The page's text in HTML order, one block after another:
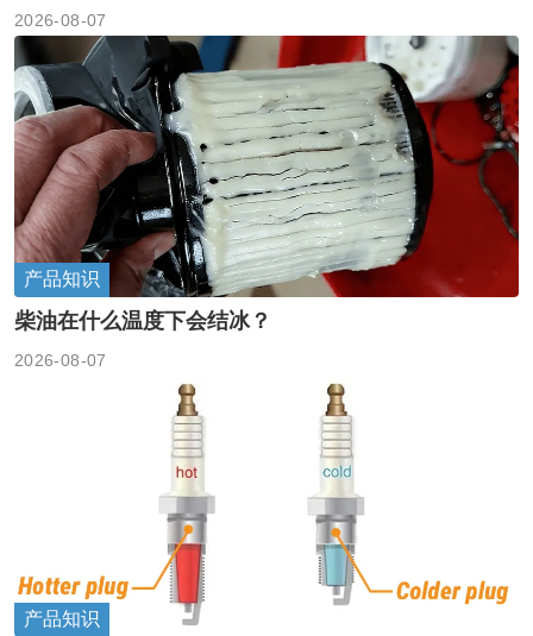
2026-08-07
产品知识
柴油在什么温度下会结冰？
2026-08-07
产品知识